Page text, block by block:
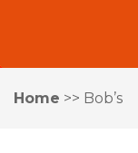
Home >> Bob’s